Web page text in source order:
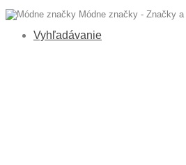
Módne značky - Značky
Vyhľadávanie